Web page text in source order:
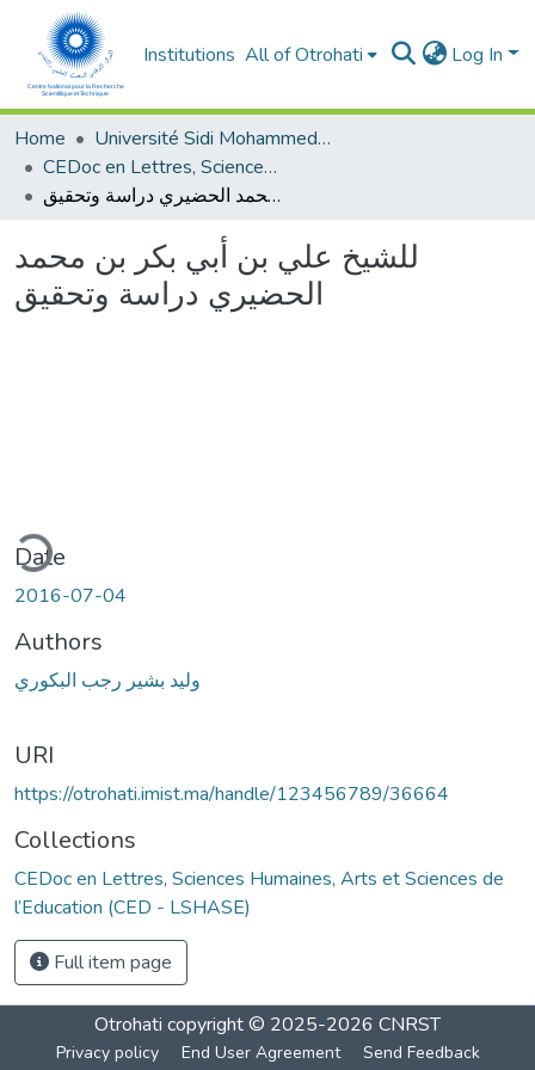
Institutions All of Otrohati Log In
Home
Université Sidi Mohammed Ben Abdellah - Fès
CEDoc en Lettres, Sciences Humaines, Arts et Sciences de l’Education (CED - LSHASE)
للشيخ علي بن أبي بكر بن محمد الحضيري دراسة وتحقيق
للشيخ علي بن أبي بكر بن محمد
الحضيري دراسة وتحقيق
Date
2016-07-04
Authors
وليد بشير رجب البكوري
URI
https://otrohati.imist.ma/handle/123456789/36664
Collections
CEDoc en Lettres, Sciences Humaines, Arts et Sciences de
l’Education (CED - LSHASE)
Full item page
Otrohati copyright © 2025-2026 CNRST
Privacy policy End User Agreement Send Feedback